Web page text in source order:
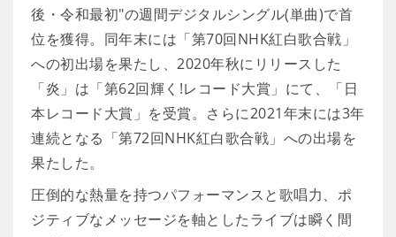
後・令和最初"の週間デジタルシングル(単曲)で首
位を獲得。同年末には「第70回NHK紅白歌合戦」
への初出場を果たし、2020年秋にリリースした
「炎」は「第62回輝く!レコード大賞」にて、「日
本レコード大賞」を受賞。さらに2021年末には3年
連続となる「第72回NHK紅白歌合戦」への出場を
果たした。
圧倒的な熱量を持つパフォーマンスと歌唱力、ポ
ジティブなメッセージを軸としたライブは瞬く間